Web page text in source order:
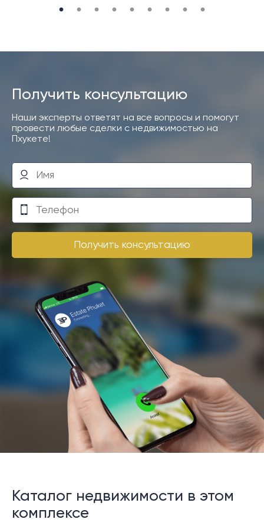
Получить консультацию
Наши эксперты ответят на все вопросы и помогут
провести любые сделки с недвижимостью на
Пхукете!
Получить консультацию
Каталог недвижимости в этом
комплексе